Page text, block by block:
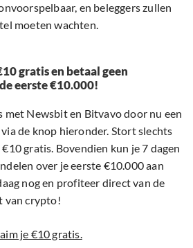
en beleggers zullen
moeten wachten.
gratis en betaal geen
eerste €10.000!
met Newsbit en Bitvavo door nu een
de knop hieronder. Stort slechts
gratis. Bovendien kun je 7 dagen
over je eerste €10.000 aan
nog en profiteer direct van de
van crypto!
je €10 gratis.